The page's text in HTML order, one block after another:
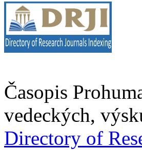
Časopis
vedeckých,
Directory of